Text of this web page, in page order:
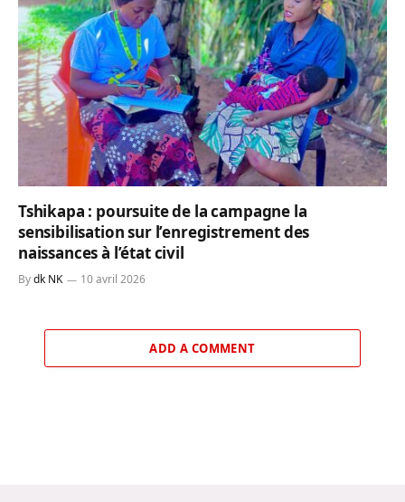
Tshikapa : poursuite de la campagne la
sensibilisation sur l’enregistrement des
naissances à l’état civil
Bydk NK 10 avril 2026
ADD A COMMENT